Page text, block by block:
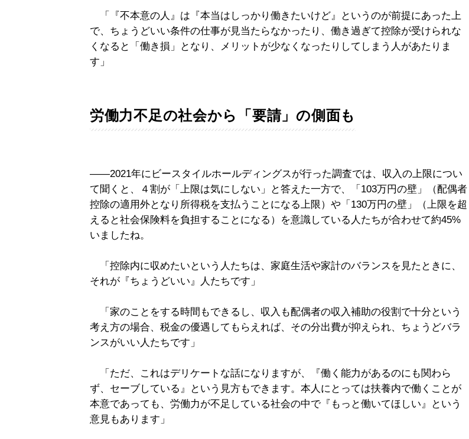
「『不本意の人』は『本当はしっかり働きたいけど』というのが前提にあった上
で、ちょうどいい条件の仕事が見当たらなかったり、働き過ぎて控除が受けられな
くなると「働き損」となり、メリットが少なくなったりしてしまう人があたりま
す」
労働力不足の社会から「要請」の側面も
――2021年にビースタイルホールディングスが行った調査では、収入の上限につい
て聞くと、４割が「上限は気にしない」と答えた一方で、「103万円の壁」（配偶者
控除の適用外となり所得税を支払うことになる上限）や「130万円の壁」（上限を超
えると社会保険料を負担することになる）を意識している人たちが合わせて約45%
いましたね。
「控除内に収めたいという人たちは、家庭生活や家計のバランスを見たときに、
それが『ちょうどいい』人たちです」
「家のことをする時間もできるし、収入も配偶者の収入補助の役割で十分という
考え方の場合、税金の優遇してもらえれば、その分出費が抑えられ、ちょうどバラ
ンスがいい人たちです」
「ただ、これはデリケートな話になりますが、『働く能力があるのにも関わら
ず、セーブしている』という見方もできます。本人にとっては扶養内で働くことが
本意であっても、労働力が不足している社会の中で『もっと働いてほしい』という
意見もあります」